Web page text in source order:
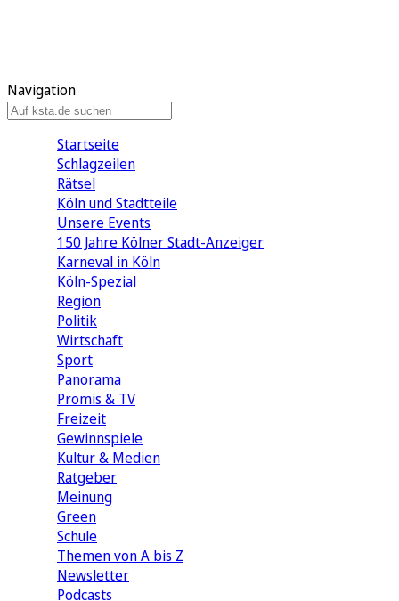
Navigation
Startseite
Schlagzeilen
Rätsel
Köln und Stadtteile
Unsere Events
150 Jahre Kölner Stadt-Anzeiger
Karneval in Köln
Köln-Spezial
Region
Politik
Wirtschaft
Sport
Panorama
Promis & TV
Freizeit
Gewinnspiele
Kultur & Medien
Ratgeber
Meinung
Green
Schule
Themen von A bis Z
Newsletter
Podcasts